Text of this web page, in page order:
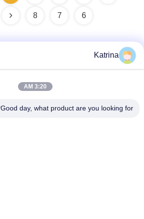
6
7
8
Katrina
3:20 AM
Good day, what product are you looking for?